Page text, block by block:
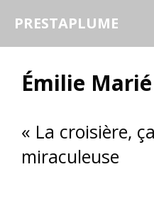
PRESTAPLUME
Émilie
« La croisière,
miraculeuse